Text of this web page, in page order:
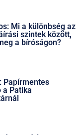
Mi a különbség az
szintek között,
a bíróságon?
Papírmentes
Patika